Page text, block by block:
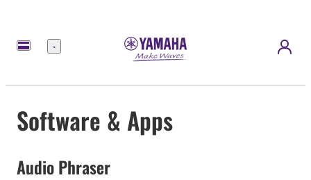
Menu
Software & Apps
Audio Phraser